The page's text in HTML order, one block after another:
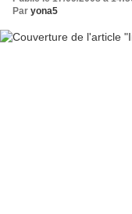
Par yona5